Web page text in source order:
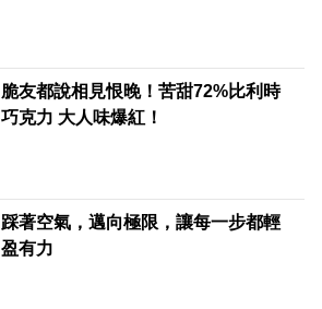
脆友都說相見恨晚！苦甜72%比利時
巧克力 大人味爆紅！
踩著空氣，邁向極限，讓每一步都輕
盈有力